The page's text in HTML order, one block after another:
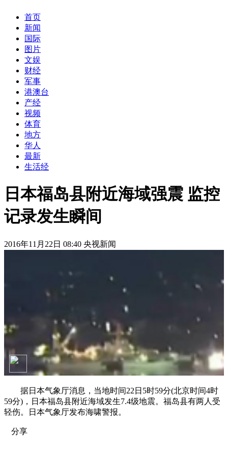
首页
新闻
国际
图片
文娱
财经
军事
港澳台
产经
视频
体育
地方
华人
最新
生活经
日本福岛县附近海域强震 监控
记录发生瞬间
2016年11月22日 08:40 央视新闻
据日本气象厅消息，当地时间22日5时59分(北京时间4时
59分)，日本福岛县附近海域发生7.4级地震。福岛县有两人受
轻伤。日本气象厅发布海啸警报。
分享